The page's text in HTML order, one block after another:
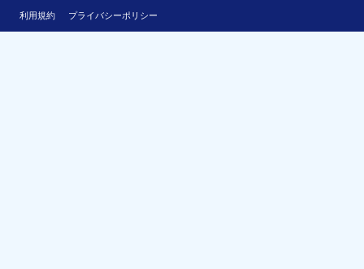
利用規約 プライバシーポリシー